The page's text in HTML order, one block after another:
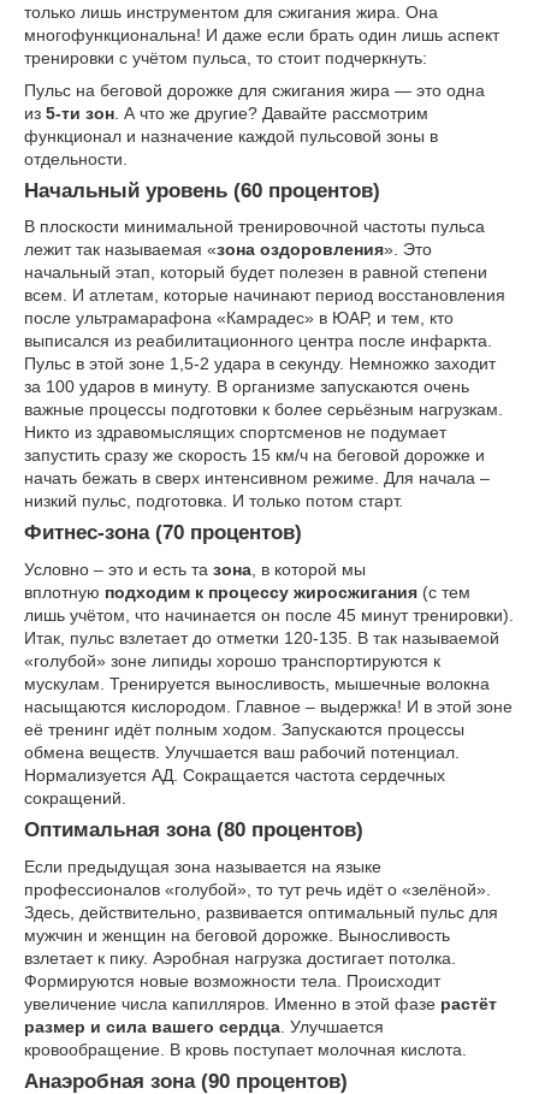
только лишь инструментом для сжигания жира. Она
многофункциональна! И даже если брать один лишь аспект
тренировки с учётом пульса, то стоит подчеркнуть:
Пульс на беговой дорожке для сжигания жира — это одна
из 5-ти зон . А что же другие? Давайте рассмотрим
функционал и назначение каждой пульсовой зоны в
отдельности.
Начальный уровень (60 процентов)
В плоскости минимальной тренировочной частоты пульса
лежит так называемая «зона оздоровления». Это
начальный этап, который будет полезен в равной степени
всем. И атлетам, которые начинают период восстановления
после ультрамарафона «Камрадес» в ЮАР, и тем, кто
выписался из реабилитационного центра после инфаркта.
Пульс в этой зоне 1,5-2 удара в секунду. Немножко заходит
за 100 ударов в минуту. В организме запускаются очень
важные процессы подготовки к более серьёзным нагрузкам.
Никто из здравомыслящих спортсменов не подумает
запустить сразу же скорость 15 км/ч на беговой дорожке и
начать бежать в сверх интенсивном режиме. Для начала –
низкий пульс, подготовка. И только потом старт.
Фитнес-зона (70 процентов)
Условно – это и есть та зона , в которой мы
вплотную подходим к процессу жиросжигания (с тем
лишь учётом, что начинается он после 45 минут тренировки).
Итак, пульс взлетает до отметки 120-135. В так называемой
«голубой» зоне липиды хорошо транспортируются к
мускулам. Тренируется выносливость, мышечные волокна
насыщаются кислородом. Главное – выдержка! И в этой зоне
её тренинг идёт полным ходом. Запускаются процессы
обмена веществ. Улучшается ваш рабочий потенциал.
Нормализуется АД. Сокращается частота сердечных
сокращений.
Оптимальная зона (80 процентов)
Если предыдущая зона называется на языке
профессионалов «голубой», то тут речь идёт о «зелёной».
Здесь, действительно, развивается оптимальный пульс для
мужчин и женщин на беговой дорожке. Выносливость
взлетает к пику. Аэробная нагрузка достигает потолка.
Формируются новые возможности тела. Происходит
увеличение числа капилляров. Именно в этой фазе растёт
размер и сила вашего сердца . Улучшается
кровообращение. В кровь поступает молочная кислота.
Анаэробная зона (90 процентов)